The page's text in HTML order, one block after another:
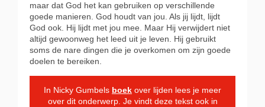
maar dat God het kan gebruiken op verschillende
goede manieren. God houdt van jou. Als jij lijdt, lijdt
God ook. Hij lijdt met jou mee. Maar Hij verwijdert niet
altijd gewoonweg het leed uit je leven. Hij gebruikt
soms de nare dingen die je overkomen om zijn goede
doelen te bereiken.
In Nicky Gumbels boek over lijden lees je meer
over dit onderwerp. Je vindt deze tekst ook in